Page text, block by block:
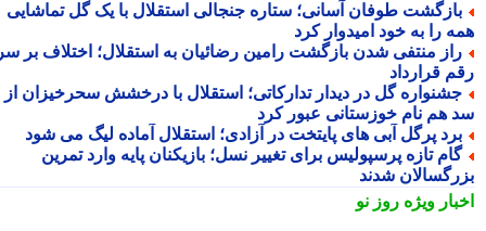
طوفان آسانی؛ ستاره جنجالی استقلال با یک گل تماشایی
را به خود امیدوار کرد
منتفی شدن بازگشت رامین رضائیان به استقلال؛ اختلاف بر سر
قرارداد
گل در دیدار تدارکاتی؛ استقلال با درخشش سحرخیزان از
هم نام خوزستانی عبور کرد
پرگل آبی های پایتخت در آزادی؛ استقلال آماده لیگ می شود
تازه پرسپولیس برای تغییر نسل؛ بازیکنان پایه وارد تمرین
شدند
ویژهروز نو